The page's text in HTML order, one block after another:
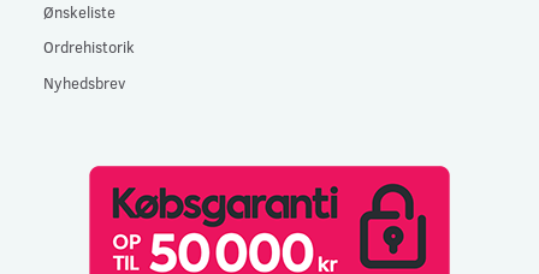
Ønskeliste
Ordrehistorik
Nyhedsbrev